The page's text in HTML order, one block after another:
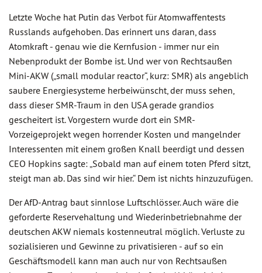
Letzte Woche hat Putin das Verbot für Atomwaffentests
Russlands aufgehoben. Das erinnert uns daran, dass
Atomkraft - genau wie die Kernfusion - immer nur ein
Nebenprodukt der Bombe ist. Und wer von Rechtsaußen
Mini-AKW („small modular reactor“, kurz: SMR) als angeblich
saubere Energiesysteme herbeiwünscht, der muss sehen,
dass dieser SMR-Traum in den USA gerade grandios
gescheitert ist. Vorgestern wurde dort ein SMR-
Vorzeigeprojekt wegen horrender Kosten und mangelnder
Interessenten mit einem großen Knall beerdigt und dessen
CEO Hopkins sagte: „Sobald man auf einem toten Pferd sitzt,
steigt man ab. Das sind wir hier.“ Dem ist nichts hinzuzufügen.
Der AfD-Antrag baut sinnlose Luftschlösser. Auch wäre die
geforderte Reservehaltung und Wiederinbetriebnahme der
deutschen AKW niemals kostenneutral möglich. Verluste zu
sozialisieren und Gewinne zu privatisieren - auf so ein
Geschäftsmodell kann man auch nur von Rechtsaußen